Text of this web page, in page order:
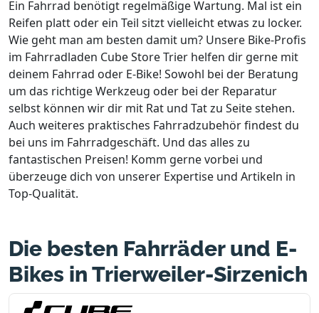
Ein Fahrrad benötigt regelmäßige Wartung. Mal ist ein
Reifen platt oder ein Teil sitzt vielleicht etwas zu locker.
Wie geht man am besten damit um? Unsere Bike-Profis
im Fahrradladen Cube Store Trier helfen dir gerne mit
deinem Fahrrad oder E-Bike! Sowohl bei der Beratung
um das richtige Werkzeug oder bei der Reparatur
selbst können wir dir mit Rat und Tat zu Seite stehen.
Auch weiteres praktisches Fahrradzubehör findest du
bei uns im Fahrradgeschäft. Und das alles zu
fantastischen Preisen! Komm gerne vorbei und
überzeuge dich von unserer Expertise und Artikeln in
Top-Qualität.
Die besten Fahrräder und E-
Bikes in Trierweiler-Sirzenich